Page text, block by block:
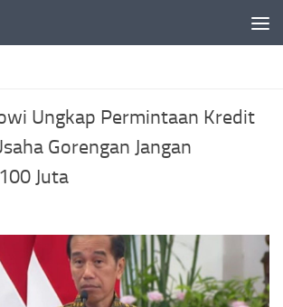
Ungkap Permintaan Kredit
Gorengan Jangan
Juta